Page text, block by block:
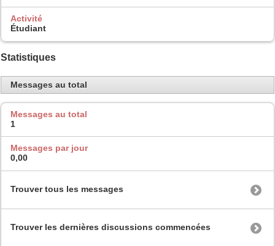
Activité
Étudiant
Statistiques
Messages au total
Messages au total
1
Messages par jour
0,00
Trouver tous les messages
Trouver les dernières discussions commencées